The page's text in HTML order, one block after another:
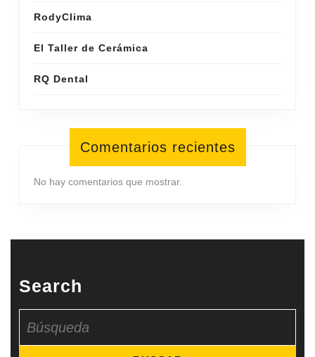
RodyClima
El Taller de Cerámica
RQ Dental
Comentarios recientes
No hay comentarios que mostrar.
Search